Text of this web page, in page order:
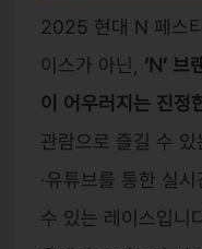
2025 현대 N 페스
이스가 아닌, ‘N’
이 어우러지는 진정
관람으로 즐길 수
·유튜브를 통한 실
수 있는 레이스입니